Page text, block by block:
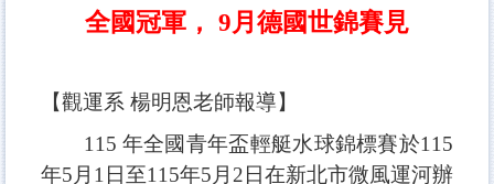
全國冠軍， 9月德國世錦賽見
【觀運系 楊明恩老師報導】
115 年全國青年盃輕艇水球錦標賽於115
年5月1日至115年5月2日在新北市微風運河辦